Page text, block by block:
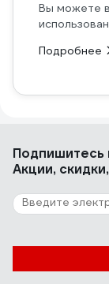
Вы можете
использован
Подробнее
Подпишитесь
Акции,